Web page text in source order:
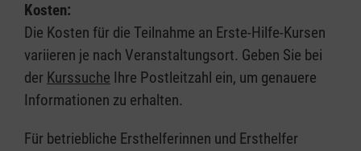
Kosten:
Die Kosten für die Teilnahme an Erste-Hilfe-Kursen
variieren je nach Veranstaltungsort. Geben Sie bei
der Kurssuche Ihre Postleitzahl ein, um genauere
Informationen zu erhalten.
Für betriebliche Ersthelferinnen und Ersthelfer